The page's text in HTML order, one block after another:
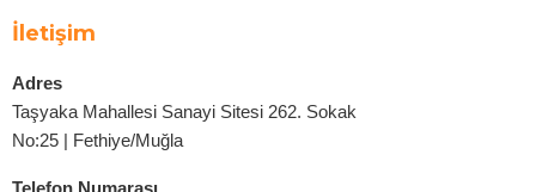
İletişim
Adres
Taşyaka Mahallesi Sanayi Sitesi 262. Sokak
No:25 | Fethiye/Muğla
Telefon Numarası